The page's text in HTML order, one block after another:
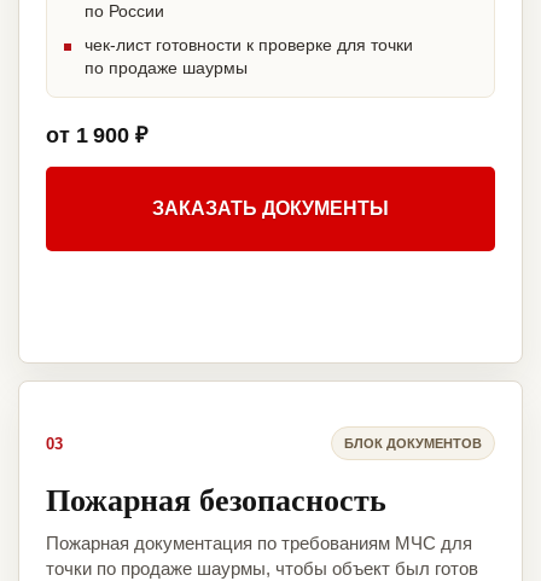
по России
чек-лист готовности к проверке для точки
по продаже шаурмы
от 1 900 ₽
ЗАКАЗАТЬ ДОКУМЕНТЫ
03 БЛОК ДОКУМЕНТОВ
Пожарная безопасность
Пожарная документация по требованиям МЧС для
точки по продаже шаурмы, чтобы объект был готов